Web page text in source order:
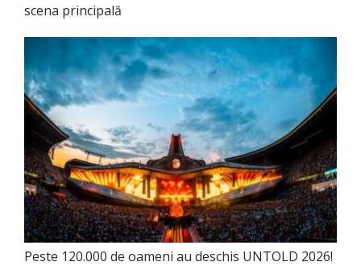
scena principală
Peste 120.000 de oameni au deschis UNTOLD 2026!